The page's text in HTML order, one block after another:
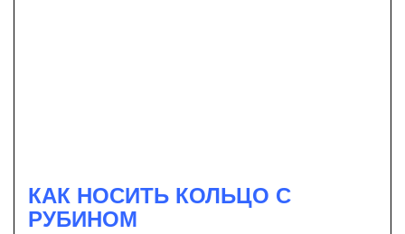
КАК НОСИТЬ КОЛЬЦО С
РУБИНОМ